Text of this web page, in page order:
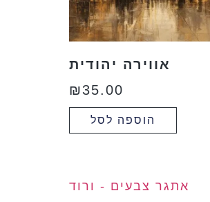
אווירה יהודית
₪35.00
הוספה לסל